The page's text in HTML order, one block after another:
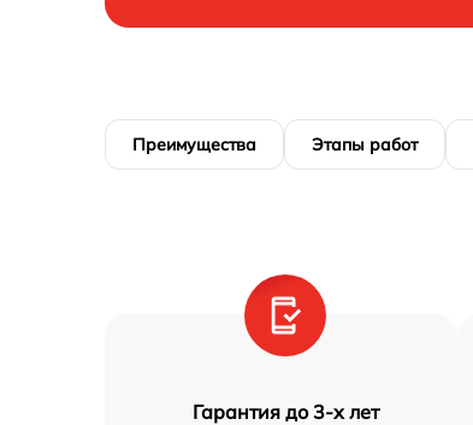
Преимущества Этапы работ
Гарантия до 3-х лет